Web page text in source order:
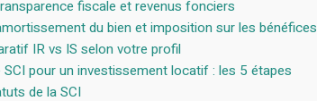
fiscale et revenus fonciers
du bien et imposition sur les bénéfices
IR vs IS selon votre profil
pour un investissement locatif : les 5 étapes
de la SCI